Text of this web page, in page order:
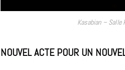
Kasabian – Salle
NOUVEL ACTE POUR UN